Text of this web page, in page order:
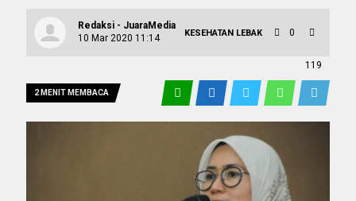
Redaksi - JuaraMedia
10 Mar 2020 11:14
KESEHATAN LEBAK 0
119
2 MENIT MEMBACA